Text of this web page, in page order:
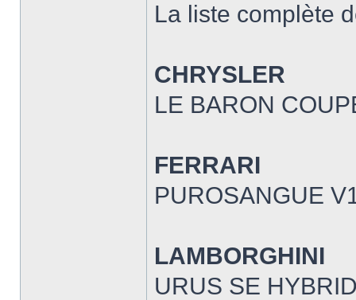
La liste complète
CHRYSLER
LE BARON
FERRARI
PUROSANGUE
LAMBORGHINI
URUS SE